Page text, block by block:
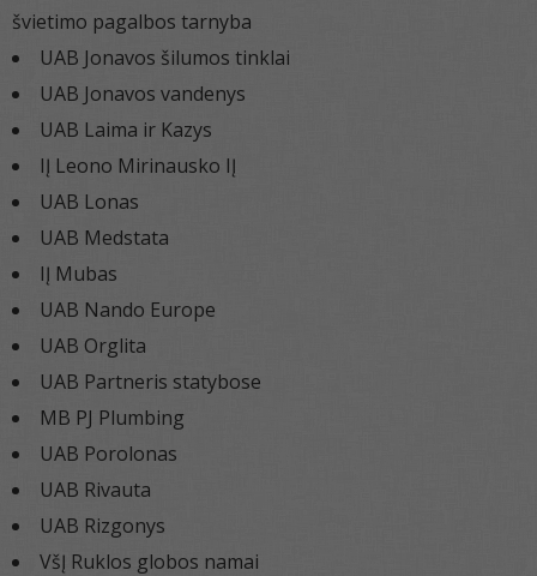
švietimo pagalbos tarnyba
UAB Jonavos šilumos tinklai
UAB Jonavos vandenys
UAB Laima ir Kazys
IĮ Leono Mirinausko IĮ
UAB Lonas
UAB Medstata
IĮ Mubas
UAB Nando Europe
UAB Orglita
UAB Partneris statybose
MB PJ Plumbing
UAB Porolonas
UAB Rivauta
UAB Rizgonys
VšĮ Ruklos globos namai